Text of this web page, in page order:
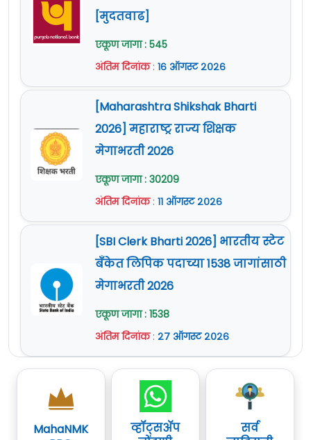
[मुदतवाढ]
एकूण जागा : 545
अंतिम दिनांक: १६ ऑगस्ट २०२६
[Maharashtra Shikshak Bharti
2026] महाराष्ट्र राज्य शिक्षक
मेगाभरती 2026
एकूण जागा : 30209
अंतिम दिनांक: ११ ऑगस्ट २०२६
[SBI Clerk Bharti 2026] भारतीय स्टेट
बँकेत लिपिक पदाच्या 1538 जागांसाठी
मेगाभरती 2026
एकूण जागा : 1538
अंतिम दिनांक: २७ ऑगस्ट २०२६
MahaNMK
व्हॉट्सॲप
सर्व